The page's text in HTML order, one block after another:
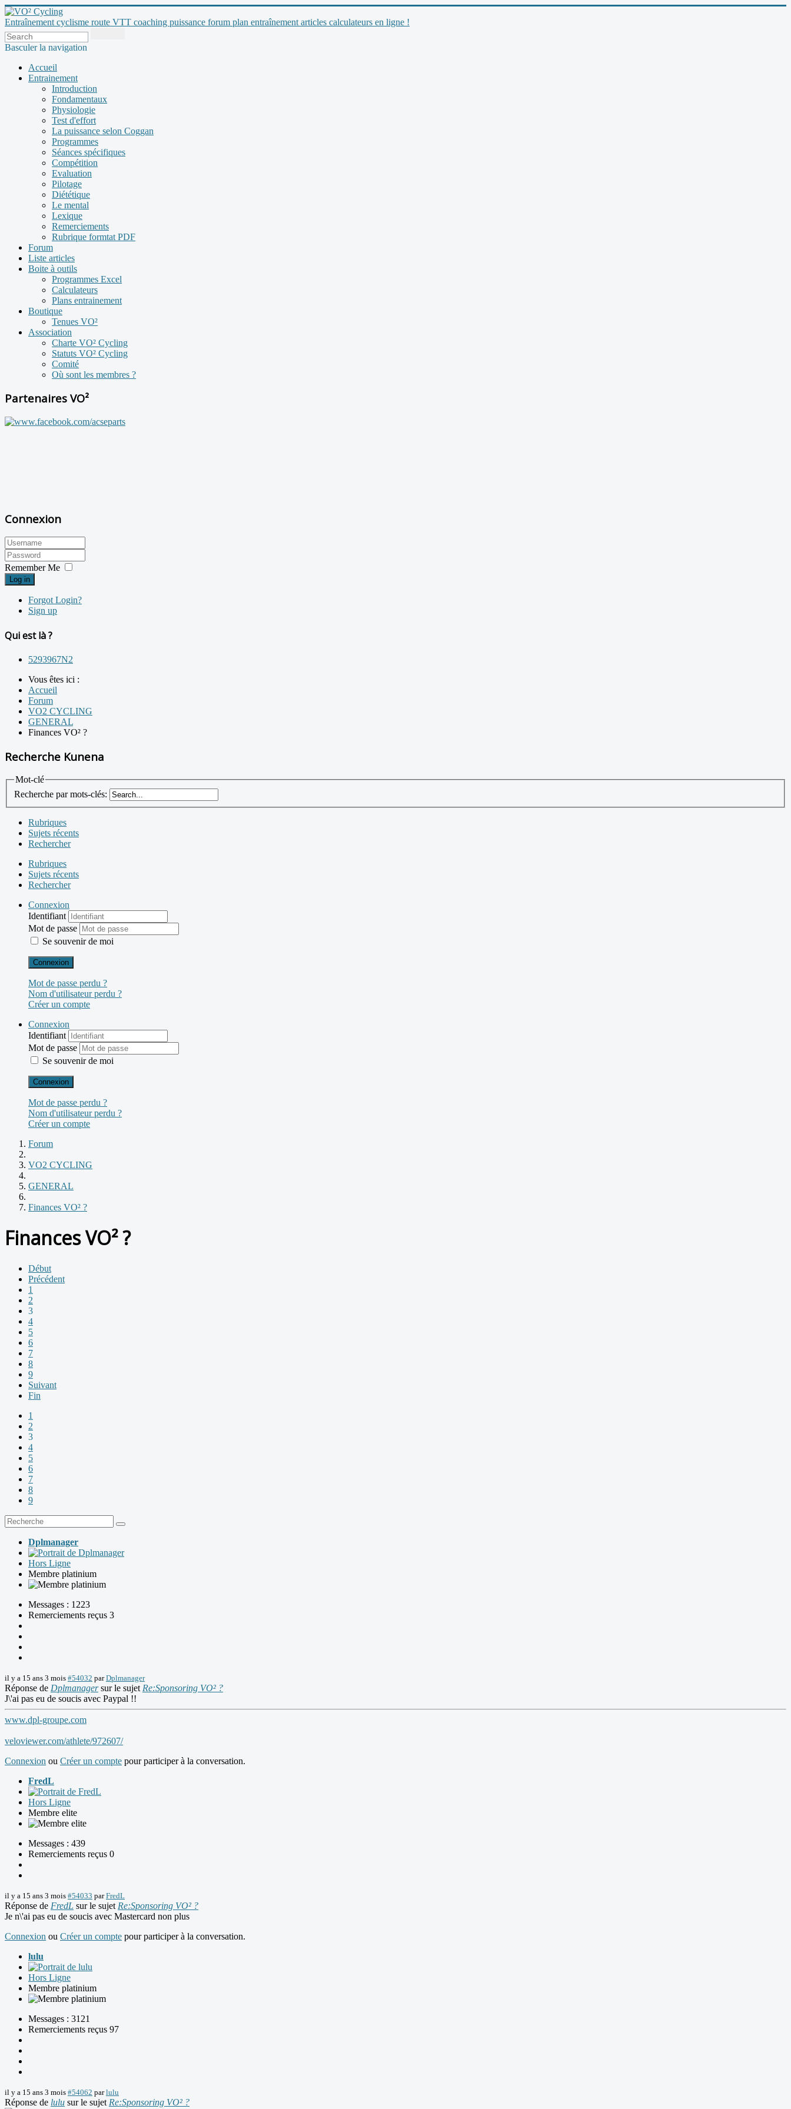
Entraînement cyclisme route VTT coaching puissance forum plan entraînement articles calculateurs en ligne !
Basculer la navigation
Accueil
Entrainement
Introduction
Fondamentaux
Physiologie
Test d'effort
La puissance selon Coggan
Programmes
Séances spécifiques
Compétition
Evaluation
Pilotage
Diététique
Le mental
Lexique
Remerciements
Rubrique formtat PDF
Forum
Liste articles
Boite à outils
Programmes Excel
Calculateurs
Plans entrainement
Boutique
Tenues VO²
Association
Charte VO² Cycling
Statuts VO² Cycling
Comité
Où sont les membres ?
Partenaires VO²
Connexion
Remember Me
Log in
Forgot Login?
Sign up
Qui est là ?
5293967N2
Vous êtes ici :
Accueil
Forum
VO2 CYCLING
GENERAL
Finances VO² ?
Recherche Kunena
Mot-clé
Recherche par mots-clés:
Rubriques
Sujets récents
Rechercher
Rubriques
Sujets récents
Rechercher
Connexion
Identifiant
Mot de passe
Se souvenir de moi
Connexion
Mot de passe perdu ?
Nom d'utilisateur perdu ?
Créer un compte
Connexion
Identifiant
Mot de passe
Se souvenir de moi
Connexion
Mot de passe perdu ?
Nom d'utilisateur perdu ?
Créer un compte
Forum
VO2 CYCLING
GENERAL
Finances VO² ?
Finances VO² ?
Début
Précédent
1
2
3
4
5
6
7
8
9
Suivant
Fin
1
2
3
4
5
6
7
8
9
Dplmanager
Hors Ligne
Membre platinium
Messages : 1223
Remerciements reçus 3
il y a 15 ans 3 mois #54032 parDplmanager
Réponse de Dplmanagersur le sujet Re:Sponsoring VO² ?
J\'ai pas eu de soucis avec Paypal !!
www.dpl-groupe.com
veloviewer.com/athlete/972607/
Connexion ou Créer un compte pour participer à la conversation.
FredL
Hors Ligne
Membre elite
Messages : 439
Remerciements reçus 0
il y a 15 ans 3 mois #54033 parFredL
Réponse de FredL sur le sujet Re:Sponsoring VO² ?
Je n\'ai pas eu de soucis avec Mastercard non plus
Connexion ou Créer un compte pour participer à la conversation.
lulu
Hors Ligne
Membre platinium
Messages : 3121
Remerciements reçus 97
il y a 15 ans 3 mois #54062 parlulu
Réponse de lulu sur le sujet Re:Sponsoring VO² ?